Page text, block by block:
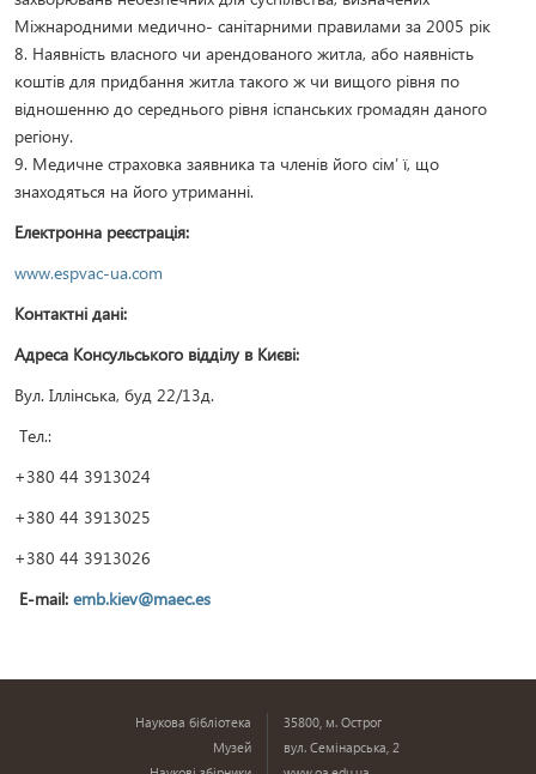
Міжнародними медично- санітарними правилами за 2005 рік
8. Наявність власного чи арендованого житла, або наявність
коштів для придбання житла такого ж чи вищого рівня по
відношенню до середнього рівня іспанських громадян даного
регіону.
9. Медичне страховка заявника та членів його сім’ ї, що
знаходяться на його утриманні.
Електронна реєстрація:
www.espvac-ua.com
Контактні дані:
Адреса Консульського відділу в Києві:
Вул. Іллінська, буд 22/13д.
Тел.:
+380 44 3913024
+380 44 3913025
+380 44 3913026
E-mail: emb.kiev@maec.es
Наукова бібліотека
Музей
35800, м. Острог
вул. Семінарська, 2